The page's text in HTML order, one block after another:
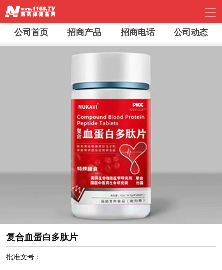
公司首页 招商产品 招商电话 公司动态
复合血蛋白多肽片
批准文号：